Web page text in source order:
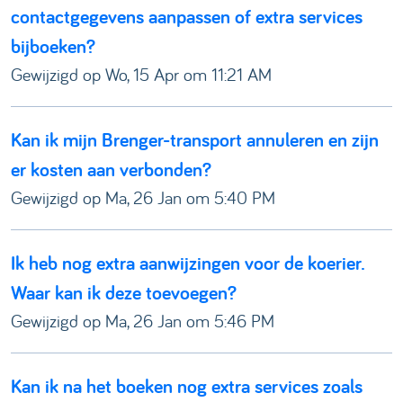
contactgegevens aanpassen of extra services
bijboeken?
Gewijzigd op Wo, 15 Apr om 11:21 AM
Kan ik mijn Brenger-transport annuleren en zijn
er kosten aan verbonden?
Gewijzigd op Ma, 26 Jan om 5:40 PM
Ik heb nog extra aanwijzingen voor de koerier.
Waar kan ik deze toevoegen?
Gewijzigd op Ma, 26 Jan om 5:46 PM
Kan ik na het boeken nog extra services zoals